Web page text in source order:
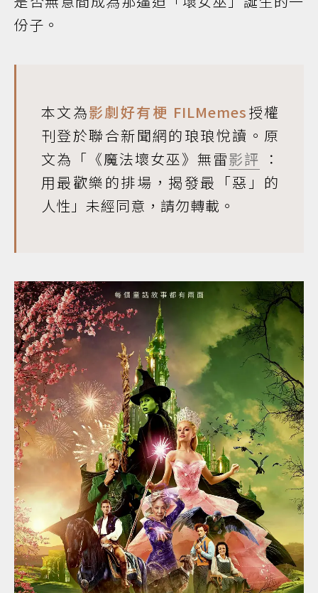
份子。
本文為影劇好有梗 FILMemes授權
刊登於聯合新聞網的琅琅悅讀。原
文為「《魔法壞女巫》無雷影評 ：
用最歡樂的排場，揭發最「惡」的
人性」未經同意，請勿轉載。